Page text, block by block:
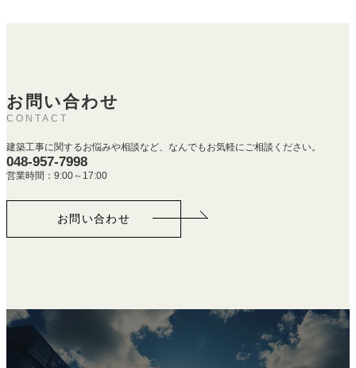
お問い合わせ
CONTACT
建築工事に関するお悩みや相談など、なんでもお気軽にご相談ください。
048-957-7998
営業時間：9:00～17:00
お問い合わせ